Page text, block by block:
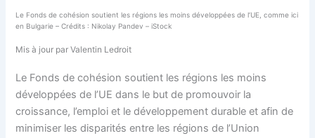
Le Fonds de cohésion soutient les régions les moins développées de l’UE, comme ici
en Bulgarie – Crédits : Nikolay Pandev – iStock
Mis à jour par Valentin Ledroit
Le Fonds de cohésion soutient les régions les moins
développées de l’UE dans le but de promouvoir la
croissance, l’emploi et le développement durable et afin de
minimiser les disparités entre les régions de l’Union